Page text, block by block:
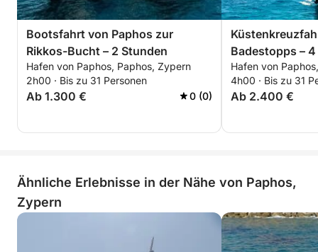
Bootsfahrt von Paphos zur
Rikkos-Bucht – 2 Stunden
Hafen von Paphos, Paphos, Zypern
2h00 · Bis zu 31 Personen
Ab 1.300 € 0 (0)
Badestopps –
Hafen von
4h00 · Bis zu 31
Ab 2.400 €
Ähnliche Erlebnisse in der Nähe von Paphos,
Zypern